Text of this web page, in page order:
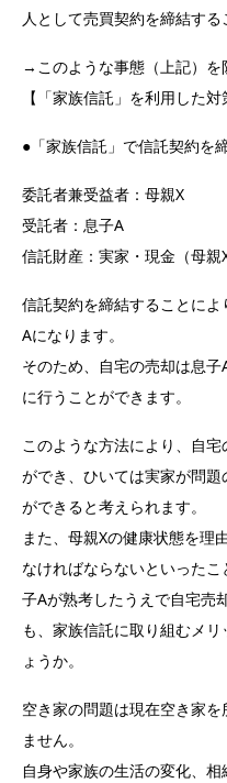
人として売買契約を締結する
→このような事態（上記）を
【「家族信託」を利用した対
●「家族信託」で信託契約を
委託者兼受益者：母親X
受託者：息子A
信託財産：実家・現金（母親
信託契約を締結することに
Aになります。
そのため、自宅の売却は息
に行うことができます。
このような方法により、自
ができ、ひいては実家が問
ができると考えられます。
また、母親Xの健康状態を理
なければならないといった
子Aが熟考したうえで自宅売
も、家族信託に取り組むメ
ょうか。
空き家の問題は現在空き家
ません。
自身や家族の生活の変化、